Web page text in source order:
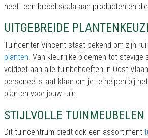
heeft een breed scala aan producten en
UITGEBREIDE
Tuincenter Vincent staat bekend om zijn
planten. Van kleurrijke bloemen tot stevige
voldoet aan alle tuinbehoeften in Oost
personeel staat klaar om je te helpen bij
planten voor jouw tuin.
STIJLVOLLE TUINMEUBELEN
Dit tuincentrum biedt ook een assortiment